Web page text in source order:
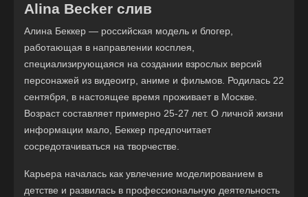
Alina Becker слив
Алина Беккер — российская модель и блогер,
работающая в направлении косплея,
специализирующаяся на создании взрослых версий
персонажей из видеоигр, аниме и фильмов. Родилась 22
сентября, в настоящее время проживает в Москве.
Возраст составляет примерно 25-27 лет. О личной жизни
информации мало, Беккер предпочитает
сосредотачиваться на творчестве.
Карьера началась как увлечение моделированием в
детстве и развилась в профессиональную деятельность